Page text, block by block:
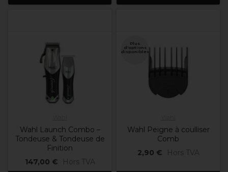
Wahl Launch Combo –
Tondeuse & Tondeuse de
Finition
147,00 €
Hors TVA
Plus
d'options
disponibles
Wahl Peigne à coulliser
Comb
2,90 €
Hors TVA